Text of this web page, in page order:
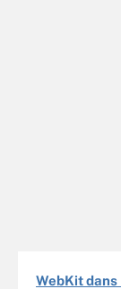
WebKit dans